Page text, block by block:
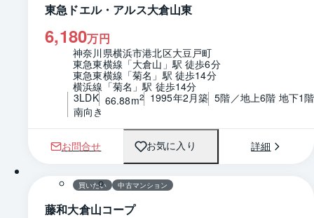
東急ドエル・アルス大倉山東
6,180万円
神奈川県横浜市港北区大豆戸町
東急東横線「大倉山」駅 徒歩6分
東急東横線「菊名」駅 徒歩14分
横浜線「菊名」駅 徒歩14分
3LDK 66.88m2 1995年2月築 5階／地上6階 地下1階
南向き
お問合せ お気に入り 詳細
1 / 0 間取り
買いたい 中古マンション
藤和大倉山コープ